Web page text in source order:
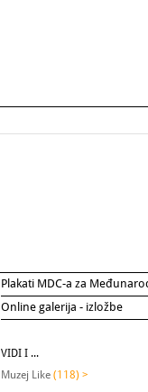
Plakati MDC-a za
Online galerija - izložbe
VIDI I ...
Muzej Like (118) >